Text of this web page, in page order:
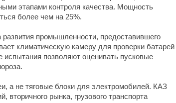
этапами контроля качества. Мощность
более чем на 25%.
промышленности, предоставившего
климатическую камеру для проверки батарей
позволяют оценивать пусковые
а не тяговые блоки для электромобилей. КАЗ
рынка, грузового транспорта